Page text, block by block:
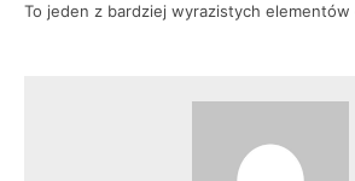
To jeden z bardziej wyrazistych